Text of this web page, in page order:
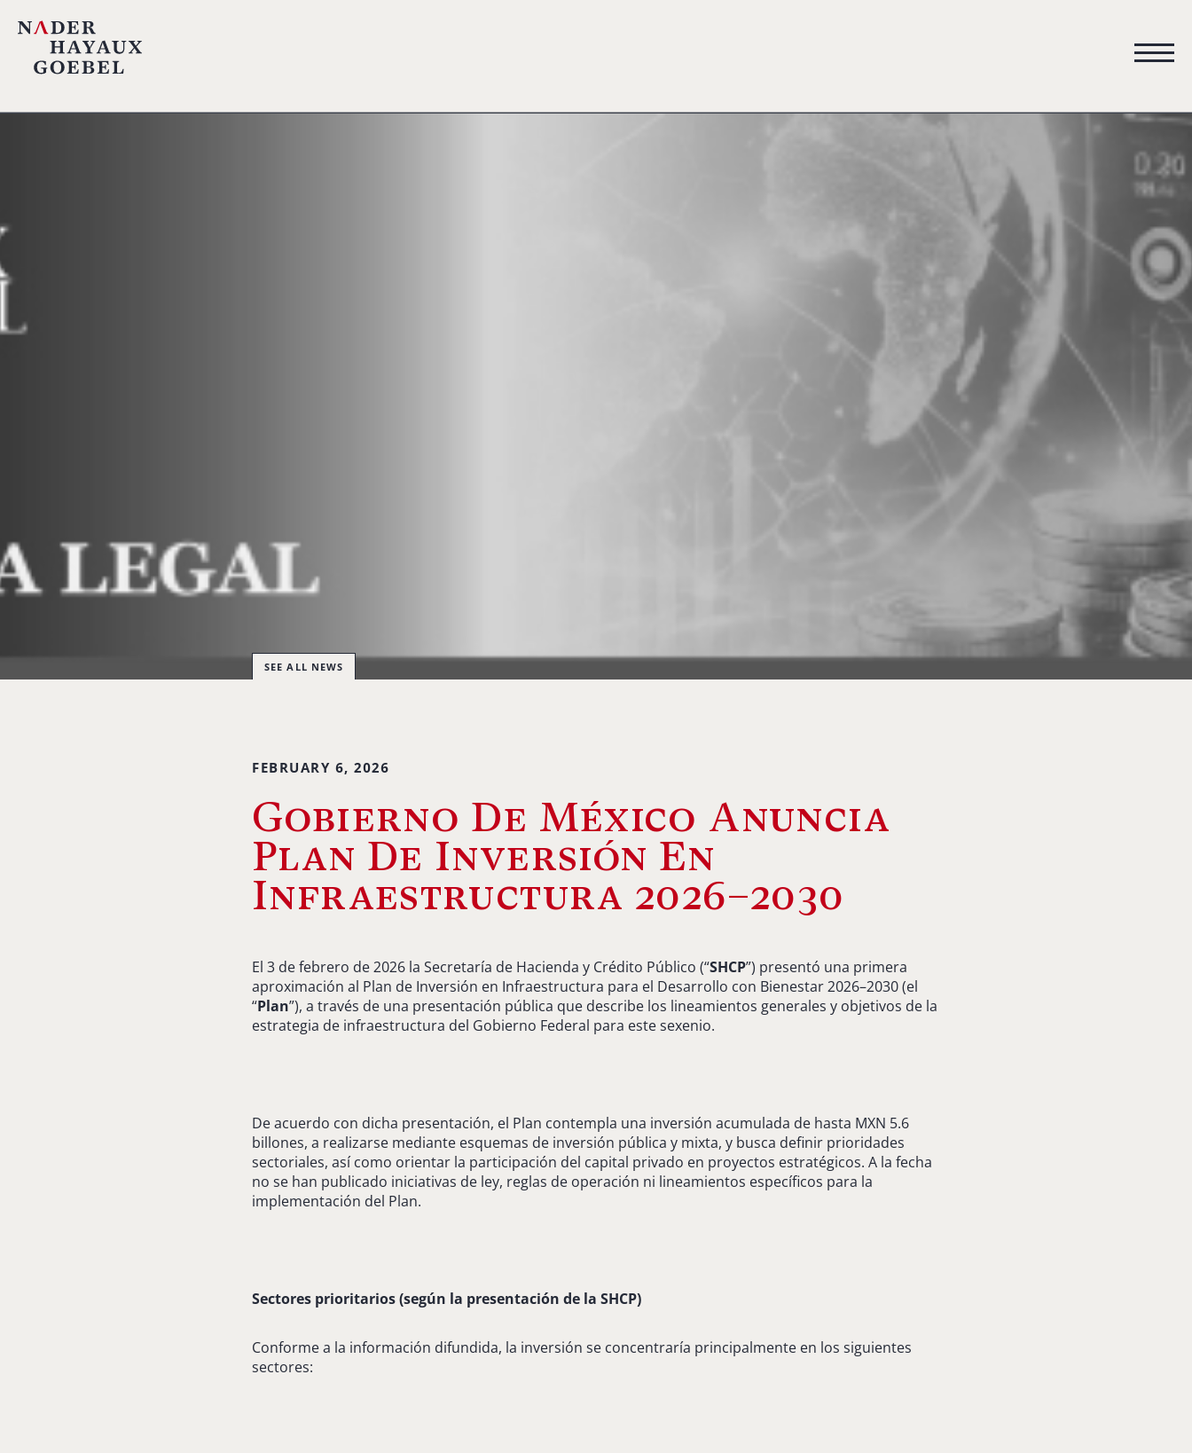
SEE ALL NEWS
FEBRUARY 6, 2026
Gobierno De México Anuncia
Plan De Inversión En
Infraestructura 2026–2030
El 3 de febrero de 2026 la Secretaría de Hacienda y Crédito Público (“SHCP”) presentó una primera
aproximación al Plan de Inversión en Infraestructura para el Desarrollo con Bienestar 2026–2030 (el
“Plan”), a través de una presentación pública que describe los lineamientos generales y objetivos de la
estrategia de infraestructura del Gobierno Federal para este sexenio.
De acuerdo con dicha presentación, el Plan contempla una inversión acumulada de hasta MXN 5.6
billones, a realizarse mediante esquemas de inversión pública y mixta, y busca definir prioridades
sectoriales, así como orientar la participación del capital privado en proyectos estratégicos. A la fecha
no se han publicado iniciativas de ley, reglas de operación ni lineamientos específicos para la
implementación del Plan.
Sectores prioritarios (según la presentación de la SHCP)
Conforme a la información difundida, la inversión se concentraría principalmente en los siguientes
sectores: